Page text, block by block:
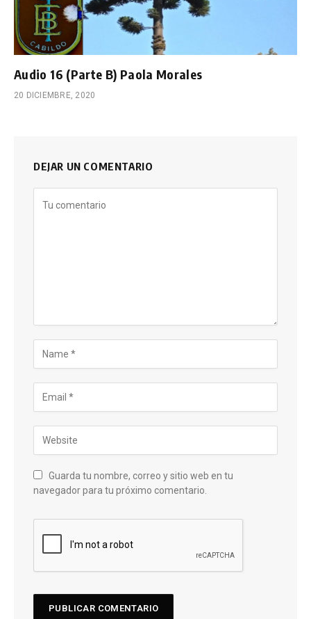
Audio 16 (Parte B) Paola Morales
20 DICIEMBRE, 2020
DEJAR UN COMENTARIO
Guarda tu nombre, correo y sitio web en tu
navegador para tu próximo comentario.